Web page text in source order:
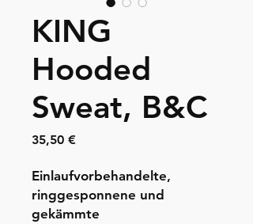
KING
Hooded
Sweat, B&C
35,50 €Preis
Einlaufvorbehandelte,
ringgesponnene und
gekämmte